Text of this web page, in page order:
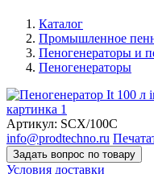
Каталог
Промышленное
Пеногенераторы и
Пеногенераторы
Артикул: SCX/100C
info@prodtechno.ru
Задать вопрос по товару
Условия доставки